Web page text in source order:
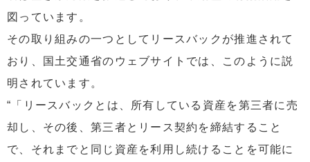
図っています。
その取り組みの一つとしてリースバックが推進されて
おり、国土交通省のウェブサイトでは、このように説
明されています。
“「リースバックとは、所有している資産を第三者に売
却し、その後、第三者とリース契約を締結すること
で、それまでと同じ資産を利用し続けることを可能に